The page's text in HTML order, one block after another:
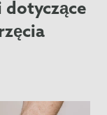
dotyczące